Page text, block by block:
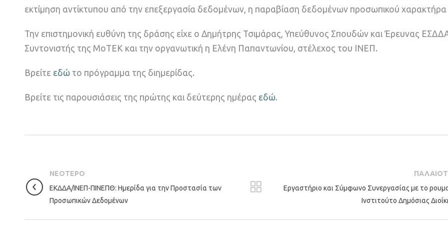
εκτίμηση αντίκτυπου από την επεξεργασία δεδομένων, η παραβίαση δεδομένων προσωπικού χαρακτήρα
Την επιστημονική ευθύνη της δράσης είχε ο Δημήτρης Τσιμάρας, Υπεύθυνος Σπουδών και Έρευνας
Συντονιστής της ΜοΤΕΚ και την οργανωτική η Ελένη Παπαντωνίου, στέλεχος του ΙΝΕΠ.
Βρείτε εδώτο πρόγραμμα της διημερίδας.
Βρείτε τις παρουσιάσεις της πρώτης και δεύτερης ημέρας εδώ.
ΝΕΟΤΕΡΟ
ΕΚΔΔΑ/ΙΝΕΠ-ΠΙΝΕΠΘ: Ημερίδα για την Προστασία των
Προσωπικών Δεδομένων
Εργαστήριο και Σύμφωνο Συνεργασίας με το
Ινστιτούτο Δημόσιας